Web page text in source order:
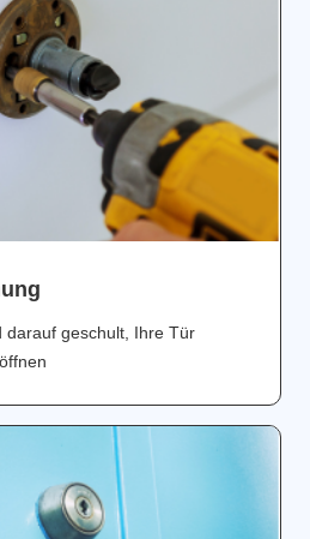
darauf geschult, Ihre Tür